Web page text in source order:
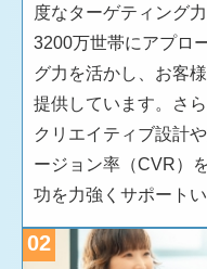
度なターゲティング
3200万世帯にアプロ
グ力を活かし、お客
提供しています。さ
クリエイティブ設計
ージョン率（CVR）
功を力強くサポートい
02